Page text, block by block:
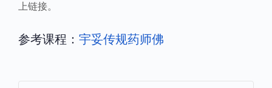
上链接。
参考课程： 宇妥传规药师佛